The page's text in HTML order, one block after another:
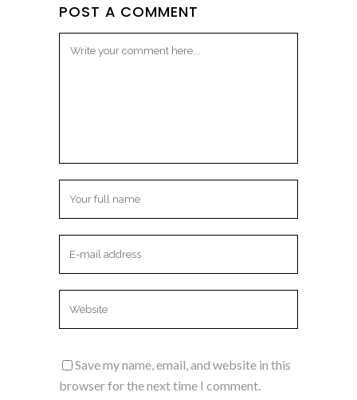
POST A COMMENT
Save my name, email, and website in this
browser for the next time I comment.